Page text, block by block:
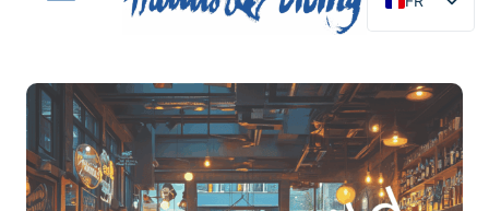
DE
PL
ES